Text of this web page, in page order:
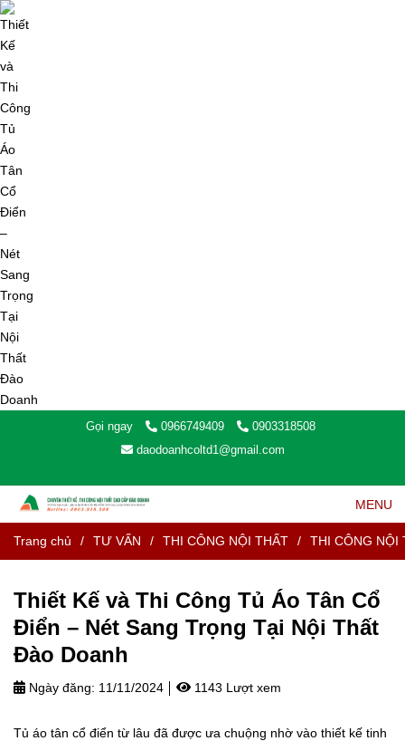
Gọi ngay 0966749409
0903318508
daodoanhcoltd1@gmail.com
MENU
Trang chủ / TƯ VẤN / THI CÔNG NỘI THẤT / THI CÔNG NỘI
Thiết Kế và Thi Công Tủ Áo Tân Cổ
Điển – Nét Sang Trọng Tại Nội Thất
Đào Doanh
Ngày đăng: 11/11/2024 1143 Lượt xem
Tủ áo tân cổ điển từ lâu đã được ưa chuộng nhờ vào thiết kế tinh